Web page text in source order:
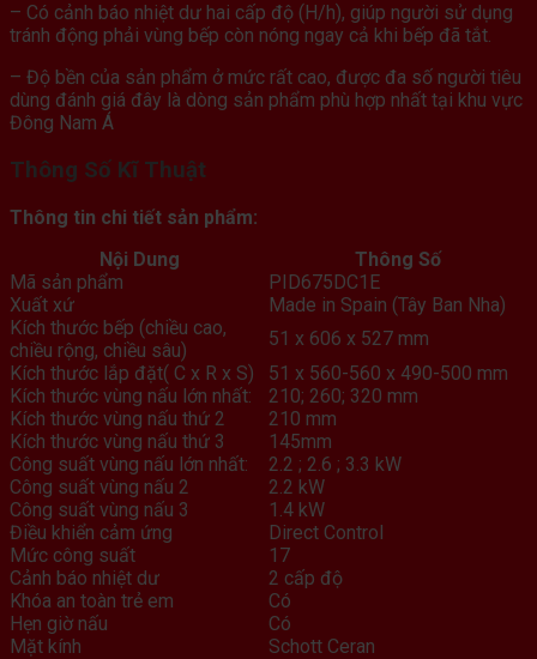
– Có cảnh báo nhiệt dư hai cấp độ (H/h), giúp người sử dụng
tránh động phải vùng bếp còn nóng ngay cả khi bếp đã tắt.
– Độ bền của sản phẩm ở mức rất cao, được đa số người tiêu
dùng đánh giá đây là dòng sản phẩm phù hợp nhất tại khu vực
Đông Nam Á
Thông Số Kĩ Thuật
Thông tin chi tiết sản phẩm:
Nội Dung
Thông Số
Mã sản phẩm
PID675DC1E
Xuất xứ
Made in Spain (Tây Ban Nha)
Kích thước bếp (chiều cao,
chiều rộng, chiều sâu)
51 x 606 x 527 mm
Kích thước lắp đặt( C x R x S)
51 x 560-560 x 490-500 mm
Kích thước vùng nấu lớn nhất:
210; 260; 320 mm
Kích thước vùng nấu thứ 2
210 mm
Kích thước vùng nấu thứ 3
145mm
Công suất vùng nấu lớn nhất:
2.2 ; 2.6 ; 3.3 kW
Công suất vùng nấu 2
2.2 kW
Công suất vùng nấu 3
1.4 kW
Điều khiển cảm ứng
Direct Control
Mức công suất
17
Cảnh báo nhiệt dư
2 cấp độ
Khóa an toàn trẻ em
Có
Hẹn giờ nấu
Có
Mặt kính
Schott Ceran